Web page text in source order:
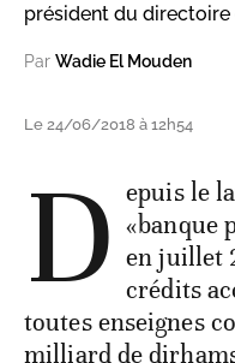
président du directoire
Par Wadie El Mouden
Le 24/06/2018 à 12h54
D epuis le
«banque
en juillet
crédits
toutes enseignes
milliard de